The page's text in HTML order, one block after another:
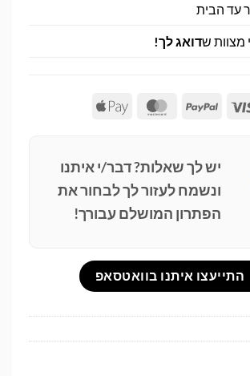
עד הבית
מצוות שדואג לך!
Visa
PayPal
MasterCard
Apple
יש לך שאלות? דבר/י איתנו
ונשמח לעזור לך לבחור את
הפתרון המושלם עבורך!
התייעצו איתנו בוואטסאפ